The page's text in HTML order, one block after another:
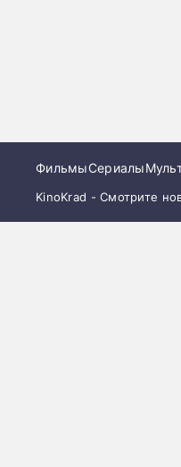
ФильмыСериалы
KinoKrad - Смотрите